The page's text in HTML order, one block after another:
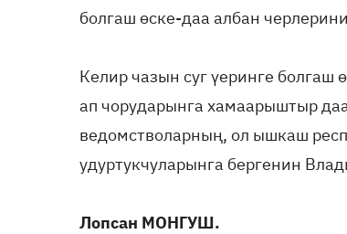
болгаш өске-даа албан
Келир чазын суг үеринге
ап чорударынга хамаарыштыр
ведомстволарның, ол ышкаш
удуртукчуларынга бергенин
Лопсан МОНГУШ.